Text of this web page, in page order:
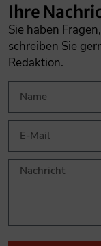
Ihre
Sie haben
schreiben Sie
Redaktion.